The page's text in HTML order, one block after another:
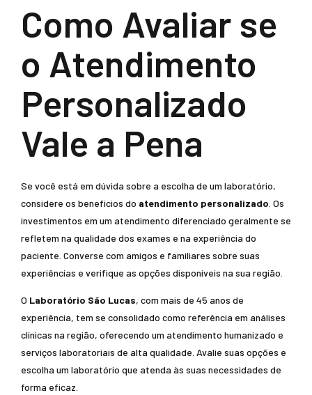
Como Avaliar se
o Atendimento
Personalizado
Vale a Pena
Se você está em dúvida sobre a escolha de um laboratório,
considere os benefícios do atendimento personalizado . Os
investimentos em um atendimento diferenciado geralmente se
refletem na qualidade dos exames e na experiência do
paciente. Converse com amigos e familiares sobre suas
experiências e verifique as opções disponíveis na sua região.
O Laboratório São Lucas, com mais de 45 anos de
experiência, tem se consolidado como referência em análises
clínicas na região, oferecendo um atendimento humanizado e
serviços laboratoriais de alta qualidade. Avalie suas opções e
escolha um laboratório que atenda às suas necessidades de
forma eficaz.